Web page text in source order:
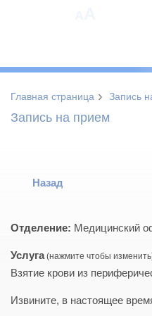
Главная страница › Запись
Запись на прием
Назад
Отделение: Медицинский
Услуга
Взятие крови из
Извините, в настоящее